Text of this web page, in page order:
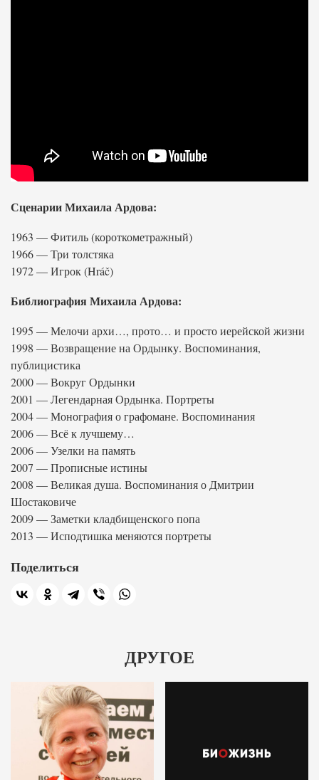
Сценарии Михаила Ардова:
1963 — Фитиль (короткометражный)
1966 — Три толстяка
1972 — Игрок (Hráč)
Библиография Михаила Ардова:
1995 — Мелочи архи…, прото… и просто иерейской жизни
1998 — Возвращение на Ордынку. Воспоминания,
публицистика
2000 — Вокруг Ордынки
2001 — Легендарная Ордынка. Портреты
2004 — Монография о графомане. Воспоминания
2006 — Всё к лучшему…
2006 — Узелки на память
2007 — Прописные истины
2008 — Великая душа. Воспоминания о Дмитрии
Шостаковиче
2009 — Заметки кладбищенского попа
2013 — Исподтишка меняются портреты
Поделиться
ДРУГОЕ